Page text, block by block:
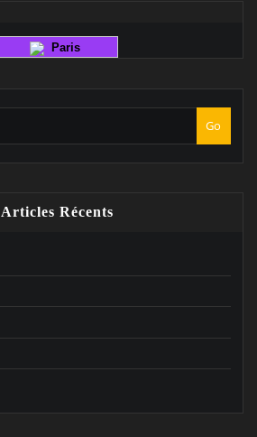
Paris
Go
Articles Récents